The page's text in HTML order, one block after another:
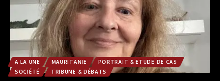
A LA UNE MAURITANIE
PORTRAIT & ETUDE DE CAS
SOCIÉTÉ
TRIBUNE & DÉBATS